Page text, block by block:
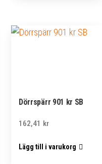
Dörrspärr 901 kr SB
162,41 kr
Lägg till i varukorg